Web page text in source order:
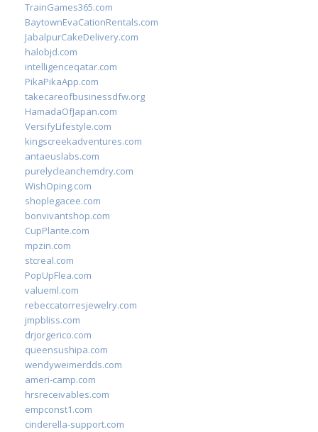
TrainGames365.com
BaytownEvaCationRentals.com
JabalpurCakeDelivery.com
halobjd.com
intelligenceqatar.com
PikaPikaApp.com
takecareofbusinessdfw.org
HamadaOfJapan.com
VersifyLifestyle.com
kingscreekadventures.com
antaeuslabs.com
purelycleanchemdry.com
WishOping.com
shoplegacee.com
bonvivantshop.com
CupPlante.com
mpzin.com
stcreal.com
PopUpFlea.com
valueml.com
rebeccatorresjewelry.com
jmpbliss.com
drjorgerico.com
queensushipa.com
wendyweimerdds.com
ameri-camp.com
hrsreceivables.com
empconst1.com
cinderella-support.com